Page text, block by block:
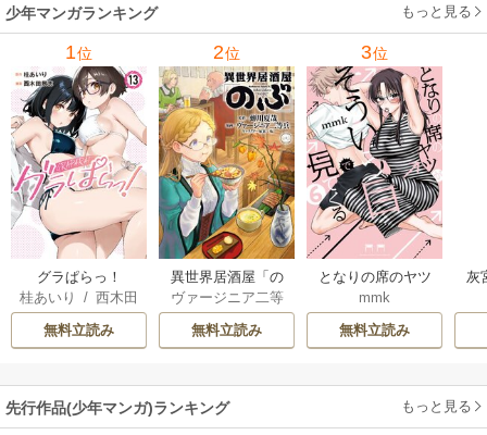
れ
メ
少年マンガランキング もっと見る
1位
グラぱらっ！
桂あいり
/西木田
景志
無料立読み
2位
異世界居酒屋「の
ぶ」
ヴァージニア二等
/ 蝉川夏哉
無料立読み
3位
となりの席のヤツ
がそういう目で見
てくる
mmk
無料立読み
灰
先行作品(少年マンガ)ランキング もっと見る